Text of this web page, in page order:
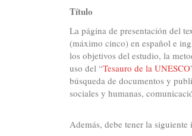
Título
La página de presentación del
(máximo cinco) en español e
los objetivos del estudio, la
uso del “Tesauro de la UNESCO
búsqueda de documentos y
sociales y humanas,
Además, debe tener la